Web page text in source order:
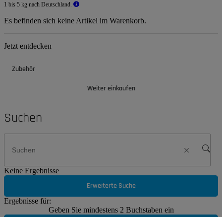
1 bis 5 kg nach Deutschland.
Es befinden sich keine Artikel im Warenkorb.
Jetzt entdecken
Zubehör
Weiter einkaufen
Suchen
Keine Ergebnisse
Erweiterte Suche
Ergebnisse für:
Geben Sie mindestens 2 Buchstaben ein